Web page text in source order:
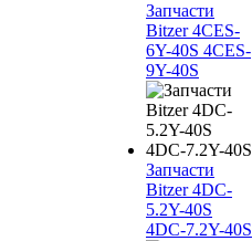
Запчасти
Bitzer 4CES-
6Y-40S 4CES-
9Y-40S
Запчасти
Bitzer 4DC-
5.2Y-40S
4DC-7.2Y-40S